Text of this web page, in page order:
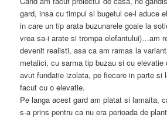
gard, insa cu timpul si bugetul ce-l aduce
in care un tip arata buzunarele goale la
vrea sa-i arate si trompa elefantului)…am
devenit realisti, asa ca am ramas la
metalici, cu sarma tip buzau si cu elevatie
avut fundatie izolata, pe fiecare in parte si
facut cu o elevatie.
Pe langa acest gard am platat si lamaita,
s-a prins pentru ca nu era perioada de